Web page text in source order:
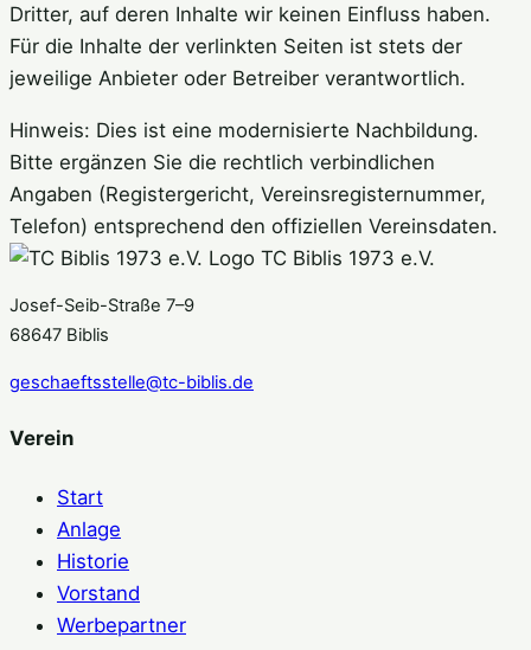
Dritter, auf deren Inhalte wir keinen Einfluss haben.
Für die Inhalte der verlinkten Seiten ist stets der
jeweilige Anbieter oder Betreiber verantwortlich.
Hinweis: Dies ist eine modernisierte Nachbildung.
Bitte ergänzen Sie die rechtlich verbindlichen
Angaben (Registergericht, Vereinsregisternummer,
Telefon) entsprechend den offiziellen Vereinsdaten.
TC Biblis 1973 e.V.
Josef-Seib-Straße 7–9
68647 Biblis
geschaeftsstelle@tc-biblis.de
Verein
Start
Anlage
Historie
Vorstand
Werbepartner